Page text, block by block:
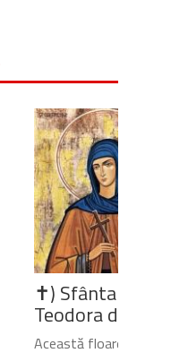
✝) Sfânta
Teodora de la
Această floare